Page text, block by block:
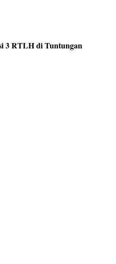
3 RTLH di Tuntungan